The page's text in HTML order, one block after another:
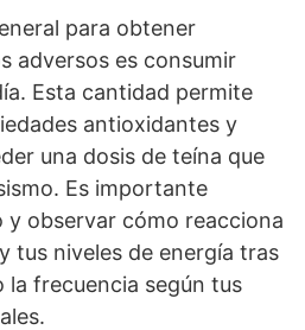
para obtener
adversos es consumir
Esta cantidad permite
antioxidantes y
una dosis de teína que
Es importante
y observar cómo reacciona
tus niveles de energía tras
la frecuencia según tus